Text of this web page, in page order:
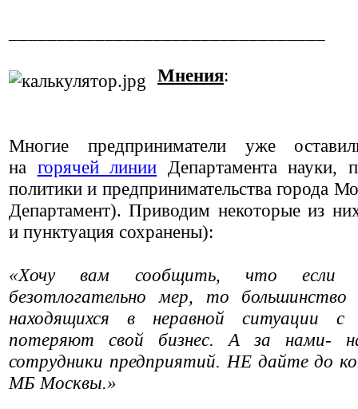
Мнения:
Многие предприниматели уже
на горячей линии Департамента науки,
политики и предпринимательства города
Департамент). Приводим некоторые из
и пунктуация сохранены):
«Хочу вам сообщить, что если
безотлогательно мер, то большинство
находящихся в неравной ситуации с
потеряют свой бизнес. А за нами-
сотрудники предприятий. НЕ дайте до
МБ Москвы.»